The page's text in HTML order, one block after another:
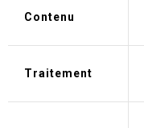
Contenu
Traitement